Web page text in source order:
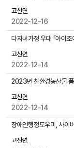
일
제
고산면
2022-12-16
다자녀가정 우대 『아이
고산면
2022-12-14
2023년 친환경농산물
고산면
2022-12-14
고산면